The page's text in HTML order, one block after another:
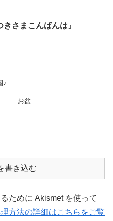
きさまこんばんは』
♪
お盆
書き込む
ために Akismet を使って
方法の詳細はこちらをご覧